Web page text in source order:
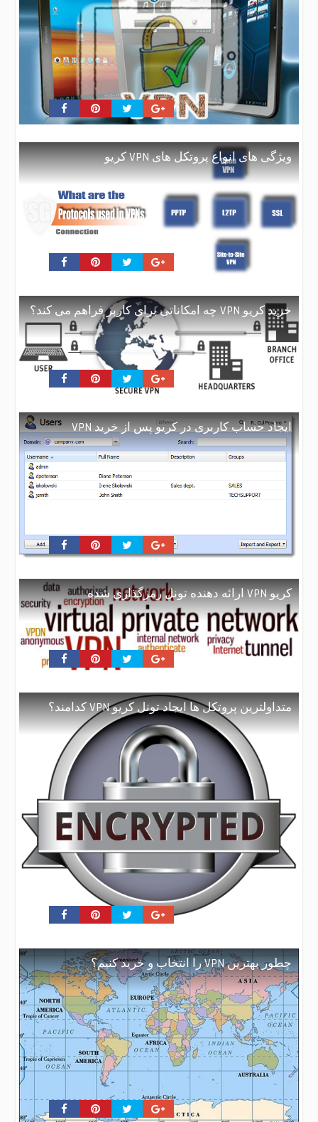
ویژگی های انواع پروتکل های VPN کریو
خرید کریو VPN چه امکاناتی برای کاربر فراهم می کند؟
ایجاد حساب کاربری در کریو پس از خرید VPN
کریو VPN ارائه دهنده تونل رمزگذاری شده
متداولترین پروتکل ها ایجاد تونل کریو VPN کدامند؟
چطور بهترین VPN را انتخاب و خرید کنیم؟